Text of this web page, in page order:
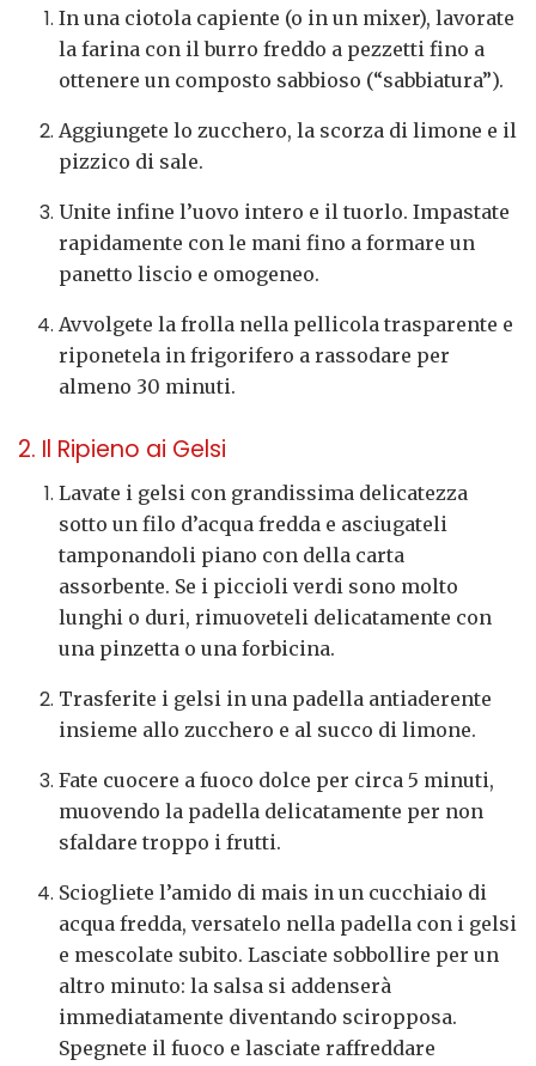
In una ciotola capiente (o in un mixer), lavorate
la farina con il burro freddo a pezzetti fino a
ottenere un composto sabbioso (“sabbiatura”).
Aggiungete lo zucchero, la scorza di limone e il
pizzico di sale.
Unite infine l’uovo intero e il tuorlo. Impastate
rapidamente con le mani fino a formare un
panetto liscio e omogeneo.
Avvolgete la frolla nella pellicola trasparente e
riponetela in frigorifero a rassodare per
almeno 30 minuti.
2. Il Ripieno ai Gelsi
Lavate i gelsi con grandissima delicatezza
sotto un filo d’acqua fredda e asciugateli
tamponandoli piano con della carta
assorbente. Se i piccioli verdi sono molto
lunghi o duri, rimuoveteli delicatamente con
una pinzetta o una forbicina.
Trasferite i gelsi in una padella antiaderente
insieme allo zucchero e al succo di limone.
Fate cuocere a fuoco dolce per circa 5 minuti,
muovendo la padella delicatamente per non
sfaldare troppo i frutti.
Sciogliete l’amido di mais in un cucchiaio di
acqua fredda, versatelo nella padella con i gelsi
e mescolate subito. Lasciate sobbollire per un
altro minuto: la salsa si addenserà
immediatamente diventando sciropposa.
Spegnete il fuoco e lasciate raffreddare